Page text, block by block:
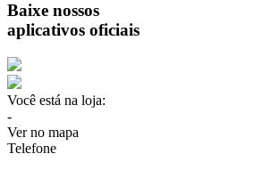
Baixe nossos
aplicativos oficiais
Você está na loja:
-
Ver no mapa
Telefone